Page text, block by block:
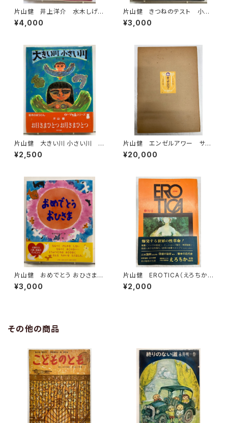
片山健 井上洋介 水木しげ
る 花輪和一 長新太 赤瀬
川原平など 猫町の絵本 堀
版 北宋社
¥4,000
片山健 きつねのテスト 小沢
正 1980年初版の1987年３
刷 小峰書店
¥3,000
片山健 大きい川 小さい川 1
991年 イメージの森 ほるぷ
出版刊
¥2,500
片山健 エンゼルアワー サイ
ン入り 限定千部のうち80番
昭和46年 幻燈社
¥20,000
片山健 おめでとう おひさま
中川ひろたか カット入り 片山
健のサイン 2011年 初版
¥3,000
片山健 EROTICA（えろちか）
１巻３号 1969年 三崎書房
¥2,000
その他の商品